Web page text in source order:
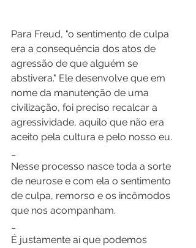
Para Freud, "o sentimento de culpa
era a consequência dos atos de
agressão de que alguém se
abstivera." Ele desenvolve que em
nome da manutenção de uma
civilização, foi preciso recalcar a
agressividade, aquilo que não era
aceito pela cultura e pelo nosso eu.
Nesse processo nasce toda a sorte
de neurose e com ela o sentimento
de culpa, remorso e os incômodos
que nos acompanham.
É justamente aí que podemos